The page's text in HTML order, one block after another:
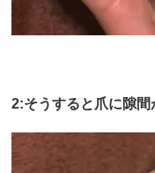
2:そうすると爪に隙間